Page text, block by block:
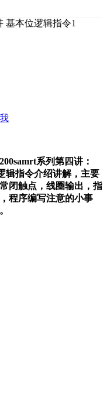
基本位逻辑指令1
系列第四讲：
辑指令介绍讲解，主要
闭触点，线圈输出，指
程序编写注意的小事